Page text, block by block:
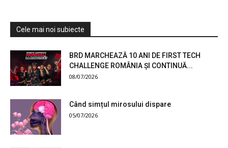
Cele mai noi subiecte
BRD MARCHEAZĂ 10 ANI DE FIRST TECH
CHALLENGE ROMÂNIA ȘI CONTINUĂ...
08/07/2026
Când simțul mirosului dispare
05/07/2026